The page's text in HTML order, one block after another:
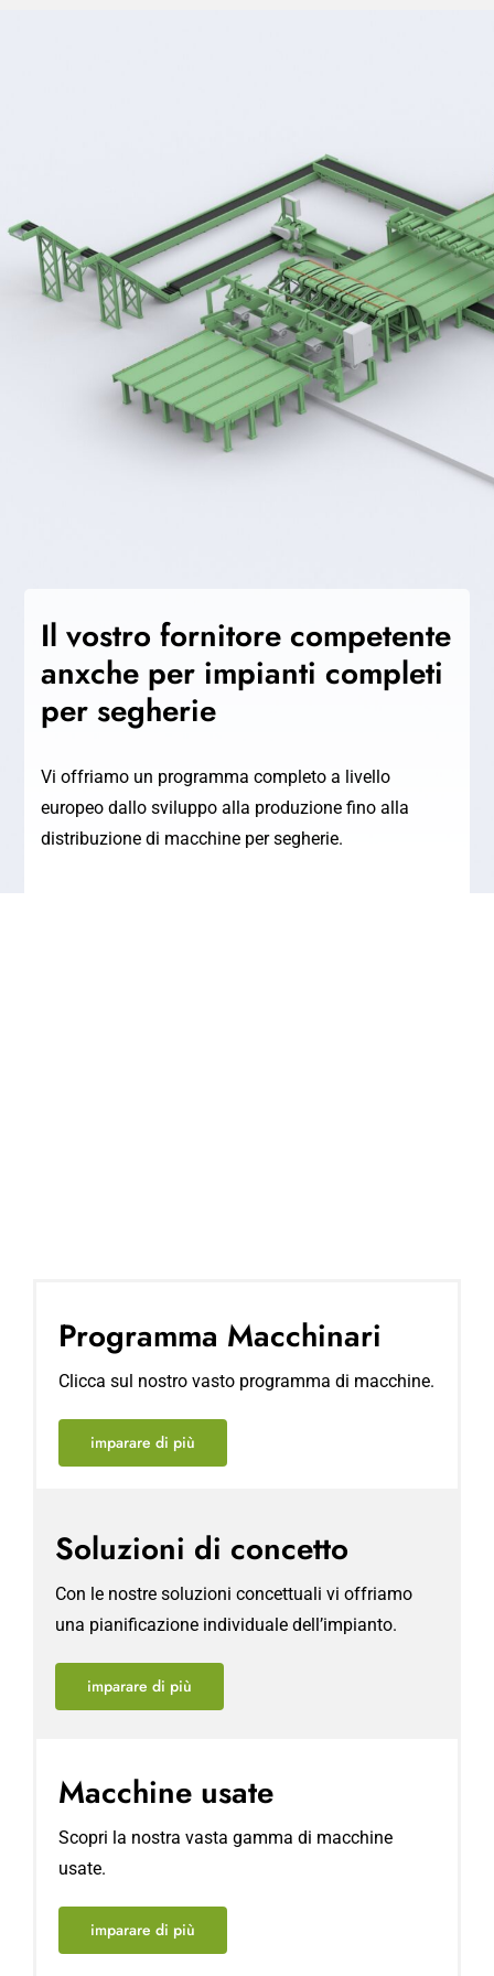
Il vostro fornitore competente
anxche per impianti completi
per segherie
Vi offriamo un programma completo a livello
europeo dallo sviluppo alla produzione fino alla
distribuzione di macchine per segherie.
Programma Macchinari
Clicca sul nostro vasto programma di macchine.
imparare di più
Soluzioni di concetto
Con le nostre soluzioni concettuali vi offriamo
una pianificazione individuale dell’impianto.
imparare di più
Macchine usate
Scopri la nostra vasta gamma di macchine
usate.
imparare di più